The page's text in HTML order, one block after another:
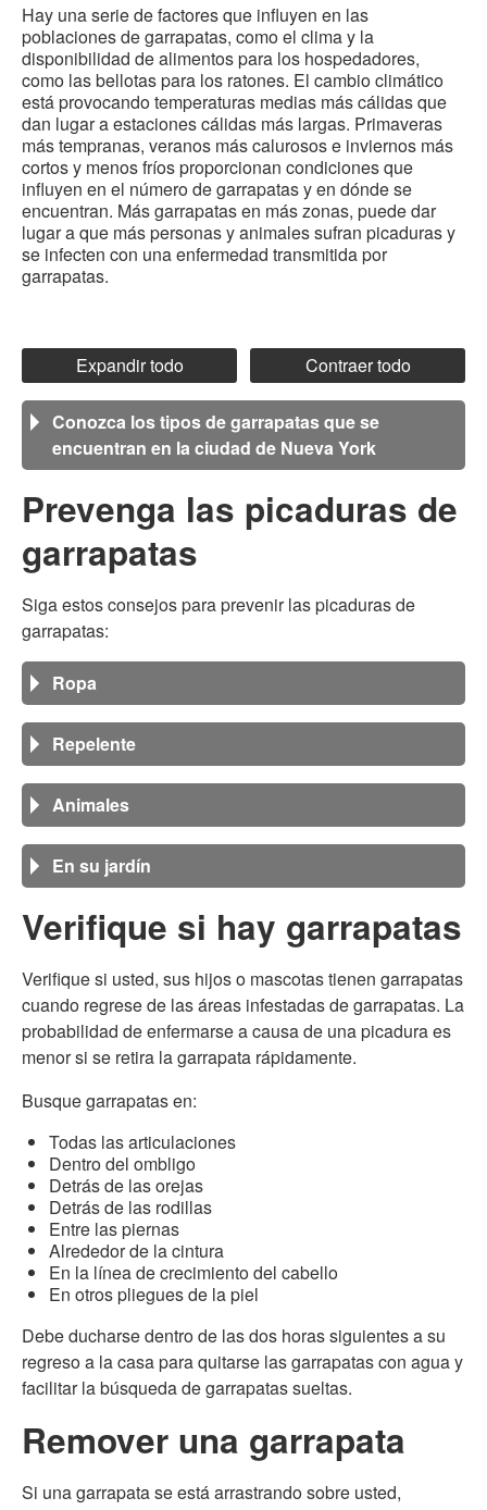
Hay una serie de factores que influyen en las
poblaciones de garrapatas, como el clima y la
disponibilidad de alimentos para los hospedadores,
como las bellotas para los ratones. El cambio climático
está provocando temperaturas medias más cálidas que
dan lugar a estaciones cálidas más largas. Primaveras
más tempranas, veranos más calurosos e inviernos más
cortos y menos fríos proporcionan condiciones que
influyen en el número de garrapatas y en dónde se
encuentran. Más garrapatas en más zonas, puede dar
lugar a que más personas y animales sufran picaduras y
se infecten con una enfermedad transmitida por
garrapatas.
Expandir todo Contraer todo
Conozca los tipos de garrapatas que se
encuentran en la ciudad de Nueva York
Prevenga las picaduras de
garrapatas
Siga estos consejos para prevenir las picaduras de
garrapatas:
Ropa
Repelente
Animales
En su jardín
Verifique si hay garrapatas
Verifique si usted, sus hijos o mascotas tienen garrapatas
cuando regrese de las áreas infestadas de garrapatas. La
probabilidad de enfermarse a causa de una picadura es
menor si se retira la garrapata rápidamente.
Busque garrapatas en:
Todas las articulaciones
Dentro del ombligo
Detrás de las orejas
Detrás de las rodillas
Entre las piernas
Alrededor de la cintura
En la línea de crecimiento del cabello
En otros pliegues de la piel
Debe ducharse dentro de las dos horas siguientes a su
regreso a la casa para quitarse las garrapatas con agua y
facilitar la búsqueda de garrapatas sueltas.
Remover una garrapata
Si una garrapata se está arrastrando sobre usted,